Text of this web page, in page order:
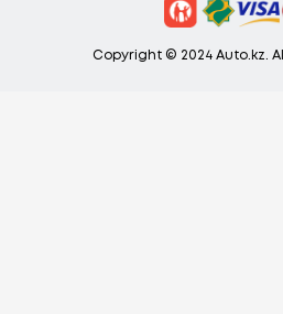
Copyright © 2024 Auto.kz.